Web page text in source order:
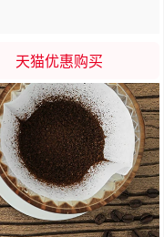
天猫优惠购买